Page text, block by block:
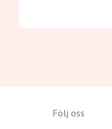
Följ oss